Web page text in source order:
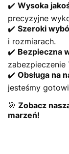
✔️ Wysoka
precyzyjne
✔️ Szeroki
i rozmiarach.
✔️ Bezpieczna
zabezpieczenie
✔️ Obsługa na
jesteśmy
🎯 Zobacz
marzeń!